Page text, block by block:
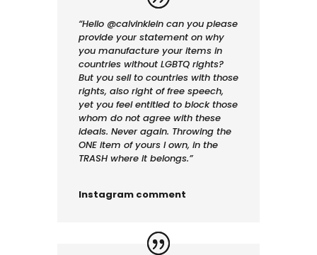
“Hello @calvinklein can you please
provide your statement on why
you manufacture your items in
countries without LGBTQ rights?
But you sell to countries with those
rights, also right of free speech,
yet you feel entitled to block those
whom do not agree with these
ideals. Never again. Throwing the
ONE item of yours I own, in the
TRASH where it belongs.”
Instagram comment